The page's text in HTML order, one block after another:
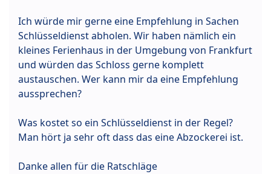
Ich würde mir gerne eine Empfehlung in Sachen
Schlüsseldienst abholen. Wir haben nämlich ein
kleines Ferienhaus in der Umgebung von Frankfurt
und würden das Schloss gerne komplett
austauschen. Wer kann mir da eine Empfehlung
aussprechen?
Was kostet so ein Schlüsseldienst in der Regel?
Man hört ja sehr oft dass das eine Abzockerei ist.
Danke allen für die Ratschläge